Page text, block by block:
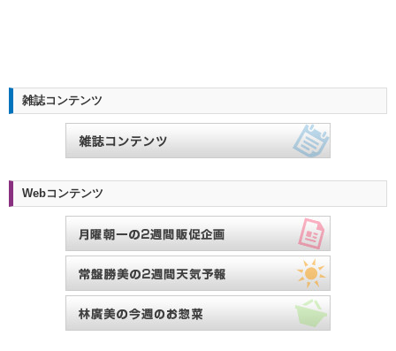
雑誌コンテンツ
Webコンテンツ